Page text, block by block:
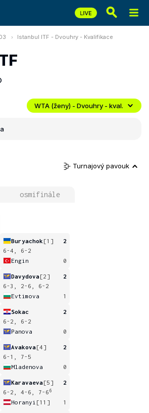
Istanbul ITF - Dvouhry - Kvalifikace
WTA (ženy) - Dvouhry - kval.
Turnajový pavouk
osmifinále
Buryachok [1]
2
6-4, 6-2
Engin
0
Davydova[2]
2
6-3, 2-6, 6-2
Evtimova
1
Sokac
2
6-2, 6-2
Panova
0
Avakova[4]
2
6-1, 7-5
Mladenova
0
Karavaeva[5]
2
6-2, 4-6, 7-6 6
Horanyi [11] 1